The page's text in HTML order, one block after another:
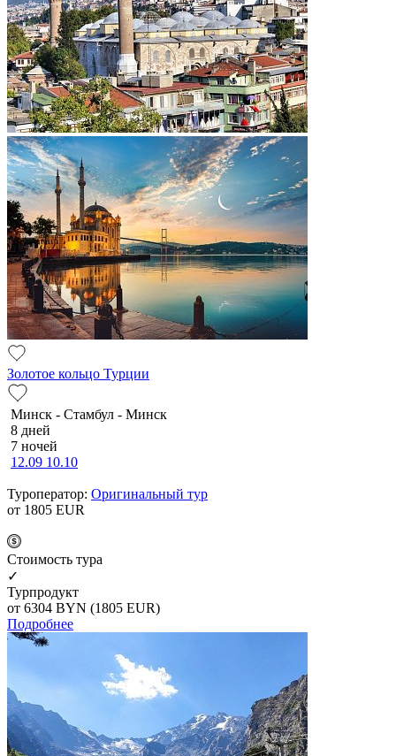
Золотое кольцо Турции
Минск - Стамбул - Минск
8 дней
7 ночей
12.09 10.10
Туроператор: Оригинальный тур
от 1805 EUR
Cтоимость тура
✓
Турпродукт
от 6304 BYN (1805 EUR)
Подробнее